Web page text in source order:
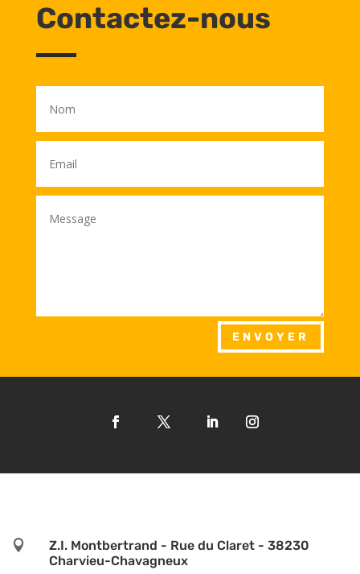
Contactez-nous
ENVOYER

Z.I. Montbertrand - Rue du Claret - 38230
Charvieu-Chavagneux